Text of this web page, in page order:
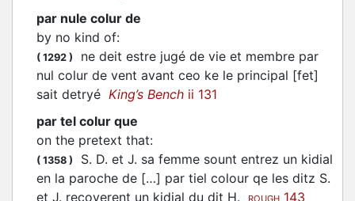
par nule colur de
by no kind of:
( 1292 )
ne deit estre jugé de vie et membre par
nul colur de vent avant ceo ke le principal [fet]
sait detryé King’s Bench ii 131
par tel colur que
on the pretext that:
( 1358 )
S. D. et J. sa femme sount entrez un kidial
en la paroche de […] par tiel colour qe les ditz S.
et J. recoverent un kidial du dit H.
ROUGH 143